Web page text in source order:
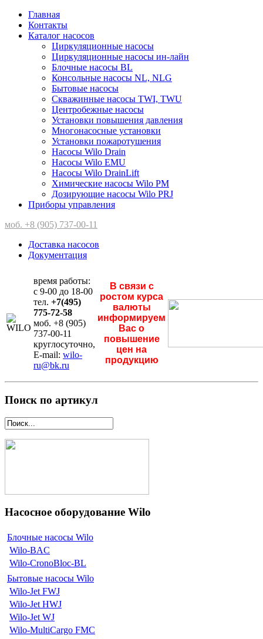
Главная
Контакты
Каталог насосов
Циркуляционные насосы
Циркуляционные насосы ин-лайн
Блочные насосы BL
Консольные насосы NL, NLG
Бытовые насосы
Скважинные насосы TWI, TWU
Центробежные насосы
Установки повышения давления
Многонасосные установки
Установки пожаротушения
Насосы Wilo Drain
Насосы Wilo EMU
Насосы Wilo DrainLift
Химические насосы Wilo PM
Дозирующие насосы Wilo PRJ
Приборы управления
моб. +8 (905) 737-00-11
Доставка насосов
Документация
время работы:
с 9-00 до 18-00
тел. +7(495)
775-72-58
моб. +8 (905)
737-00-11
круглосуточно,
E-mail: wilo-
ru@bk.ru
В связи с
ростом курса
валюты
информируем
Вас о
повышение
цен на
продукцию
Поиск по артикул
Насосное оборудование Wilo
Блочные насосы Wilo
Wilo-BAC
Wilo-CronoBloc-BL
Бытовые насосы Wilo
Wilo-Jet FWJ
Wilo-Jet HWJ
Wilo-Jet WJ
Wilo-MultiCargo FMC